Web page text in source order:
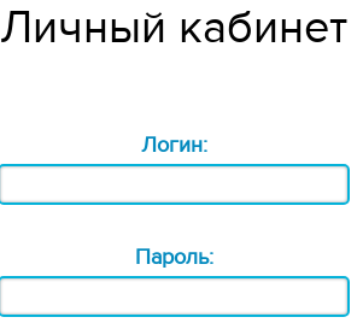
Личный кабинет
Логин:
Пароль: